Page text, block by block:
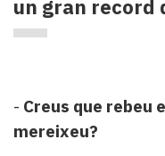
un gran record
- Creus que rebeu
mereixeu?